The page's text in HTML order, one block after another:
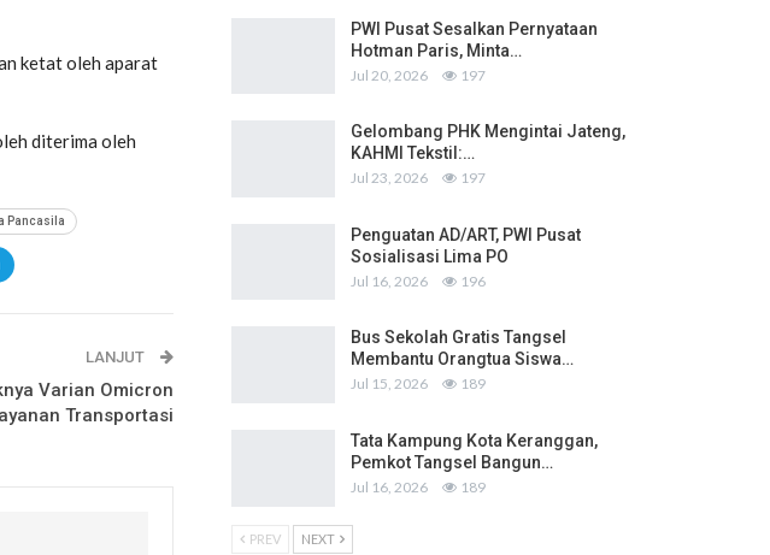
ketat oleh aparat
diterima oleh
Pancasila
LANJUT
Varian Omicron
Transportasi
PWI Pusat Sesalkan Pernyataan
Hotman Paris, Minta…
Jul 20, 2026 197
Gelombang PHK Mengintai Jateng,
KAHMI Tekstil:…
Jul 23, 2026 197
Penguatan AD/ART, PWI Pusat
Sosialisasi Lima PO
Jul 16, 2026 196
Bus Sekolah Gratis Tangsel
Membantu Orangtua Siswa…
Jul 15, 2026 189
Tata Kampung Kota Keranggan,
Pemkot Tangsel Bangun…
Jul 16, 2026 189
PREV NEXT